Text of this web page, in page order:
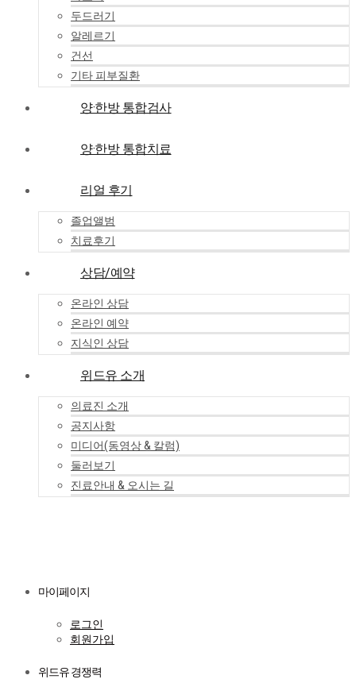
두드러기
알레르기
건선
기타 피부질환
양·한방 통합검사
양·한방 통합치료
리얼 후기
졸업앨범
치료후기
상담/예약
온라인 상담
온라인 예약
지식인 상담
위드유 소개
의료진 소개
공지사항
미디어(동영상 & 칼럼)
둘러보기
진료안내 & 오시는 길
마이페이지
로그인
회원가입
위드유 경쟁력